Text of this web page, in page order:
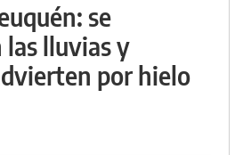
se
lluvias y
por hielo